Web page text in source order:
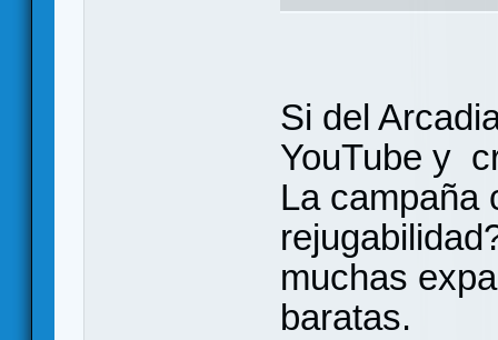
Si del
YouTube y
La campaña
muchas
baratas.